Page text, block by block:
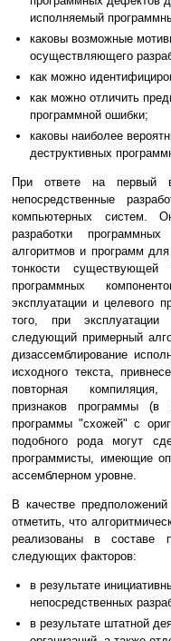
исполняемый
каковы возможные
осуществляющего
как можно
как можно отличить
программной ошибки;
каковы наиболее
деструктивных
При ответе на первый
непосредственные
компьютерных систем.
разработки
алгоритмов и программ
тонкости существующей
программных
эксплуатации и целевого
того, при эксплуатации
следующий примерный
дизассемблирование
исходного текста,
повторная компиляция,
признаков программы (в
программы "схожей" с
подобного рода могут
программисты, имеющие
ассемблерном уровне.
В качестве
отметить, что
реализованы в составе
следующих факторов:
в результате
непосредственных
в результате штатной